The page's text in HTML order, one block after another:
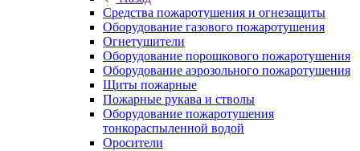
Средства пожаротушения и огнезащиты
Оборудование газового пожаротушения
Огнетушители
Оборудование порошкового пожаротушения
Оборудование аэрозольного пожаротушения
Щиты пожарные
Пожарные рукава и стволы
Оборудование пожаротушения
тонкораспыленной водой
Оросители